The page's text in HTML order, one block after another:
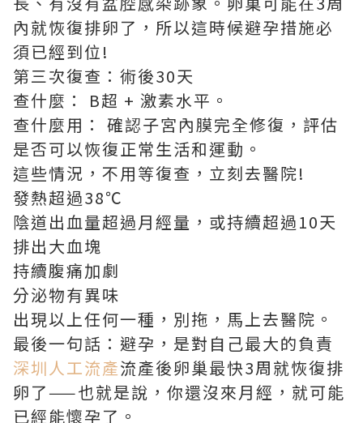
內就恢復排卵了，所以這時候避孕措施必
須已經到位!
第三次復查：術後30天
查什麼： B超 + 激素水平。
查什麼用： 確認子宮內膜完全修復，評估
是否可以恢復正常生活和運動。
這些情況，不用等復查，立刻去醫院!
發熱超過38℃
陰道出血量超過月經量，或持續超過10天
排出大血塊
持續腹痛加劇
分泌物有異味
出現以上任何一種，別拖，馬上去醫院。
最後一句話：避孕，是對自己最大的負責
深圳人工流產流產後卵巢最快3周就恢復排
卵了——也就是說，你還沒來月經，就可能
已經能懷孕了。